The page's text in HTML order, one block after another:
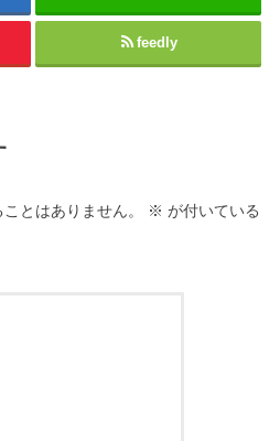
feedly
とはありません。 ※ が付いている